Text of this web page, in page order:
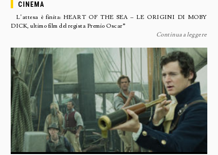
CINEMA
L’attesa è finita: HEART OF THE SEA – LE ORIGINI DI MOBY
DICK, ultimo film del regista Premio Oscar®
Continua a leggere